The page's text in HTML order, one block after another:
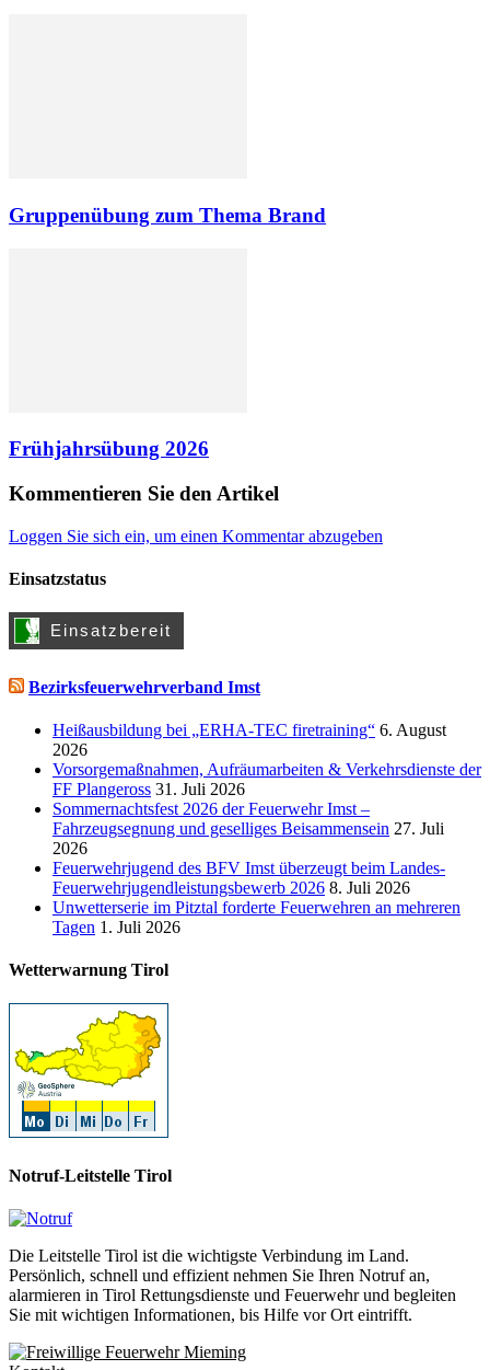
Gruppenübung zum Thema Brand
Frühjahrsübung 2026
Kommentieren Sie den Artikel
Loggen Sie sich ein, um einen Kommentar abzugeben
Einsatzstatus
Bezirksfeuerwehrverband Imst
Heißausbildung bei „ERHA-TEC firetraining“ 6. August
2026
Vorsorgemaßnahmen, Aufräumarbeiten & Verkehrsdienste der
FF Plangeross 31. Juli 2026
Sommernachtsfest 2026 der Feuerwehr Imst –
Fahrzeugsegnung und geselliges Beisammensein 27. Juli
2026
Feuerwehrjugend des BFV Imst überzeugt beim Landes-
Feuerwehrjugendleistungsbewerb 2026 8. Juli 2026
Unwetterserie im Pitztal forderte Feuerwehren an mehreren
Tagen 1. Juli 2026
Wetterwarnung Tirol
Notruf-Leitstelle Tirol
Die Leitstelle Tirol ist die wichtigste Verbindung im Land.
Persönlich, schnell und effizient nehmen Sie Ihren Notruf an,
alarmieren in Tirol Rettungsdienste und Feuerwehr und begleiten
Sie mit wichtigen Informationen, bis Hilfe vor Ort eintrifft.